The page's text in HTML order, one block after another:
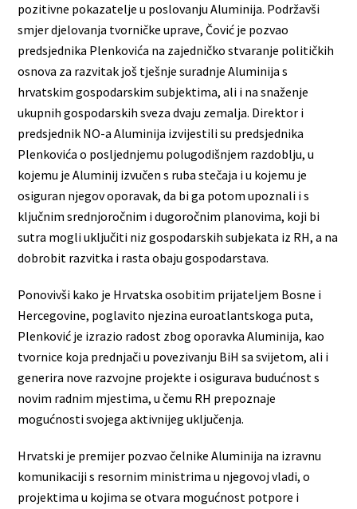
pozitivne pokazatelje u poslovanju Aluminija. Podržavši
smjer djelovanja tvorničke uprave, Čović je pozvao
predsjednika Plenkovića na zajedničko stvaranje političkih
osnova za razvitak još tješnje suradnje Aluminija s
hrvatskim gospodarskim subjektima, ali i na snaženje
ukupnih gospodarskih sveza dvaju zemalja. Direktor i
predsjednik NO-a Aluminija izvijestili su predsjednika
Plenkovića o posljednjemu polugodišnjem razdoblju, u
kojemu je Aluminij izvučen s ruba stečaja i u kojemu je
osiguran njegov oporavak, da bi ga potom upoznali i s
ključnim srednjoročnim i dugoročnim planovima, koji bi
sutra mogli uključiti niz gospodarskih subjekata iz RH, a na
dobrobit razvitka i rasta obaju gospodarstava.
Ponovivši kako je Hrvatska osobitim prijateljem Bosne i
Hercegovine, poglavito njezina euroatlantskoga puta,
Plenković je izrazio radost zbog oporavka Aluminija, kao
tvornice koja prednjači u povezivanju BiH sa svijetom, ali i
generira nove razvojne projekte i osigurava budućnost s
novim radnim mjestima, u čemu RH prepoznaje
mogućnosti svojega aktivnijeg uključenja.
Hrvatski je premijer pozvao čelnike Aluminija na izravnu
komunikaciji s resornim ministrima u njegovoj vladi, o
projektima u kojima se otvara mogućnost potpore i